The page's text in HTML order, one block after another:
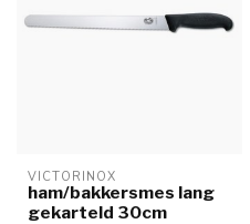
VICTORINOX
ham/bakkersmes lang
gekarteld 30cm